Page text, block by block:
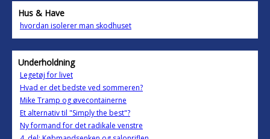
Hus & Have
hvordan isolerer man skodhuset
Underholdning
Legetøj for livet
Hvad er det bedste ved sommeren?
Mike Tramp og øvecontainerne
Et alternativ til "Simply the best"?
Ny formand for det radikale venstre